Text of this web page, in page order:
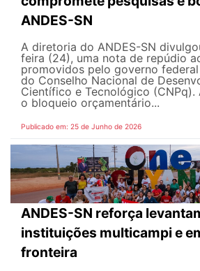
ANDES-SN
A diretoria do ANDES-SN
feira (24), uma nota de repúdio
promovidos pelo governo
do Conselho Nacional de
Científico e Tecnológico (CNPq).
o bloqueio orçamentário...
Publicado em: 25 de Junho de 2026
ANDES-SN reforça
instituições multicampi e
fronteira